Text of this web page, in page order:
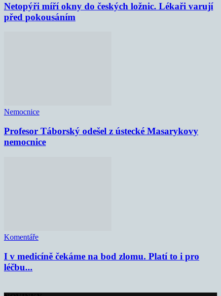
Netopýři míří okny do českých ložnic. Lékaři varují
před pokousáním
Nemocnice
Profesor Táborský odešel z ústecké Masarykovy
nemocnice
Komentáře
I v medicíně čekáme na bod zlomu. Platí to i pro
léčbu...